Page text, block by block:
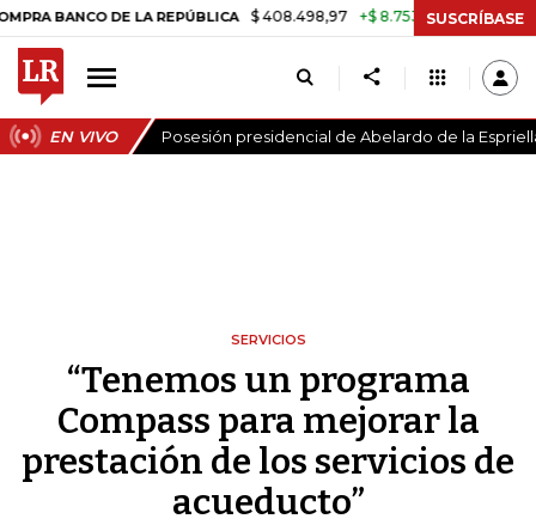
DE LA REPÚBLICA $ 408.498,97 +$ 8.753,81 +2,19% TASA
SUSCRÍBASE
EN VIVO Posesión presidencial de Abelardo de la
SERVICIOS
“Tenemos un programa
Compass para mejorar la
prestación de los servicios de
acueducto”